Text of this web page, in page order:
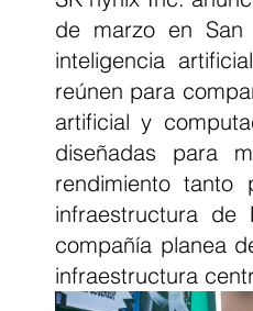
de marzo en San
inteligencia
reúnen para
artificial y
diseñadas para
rendimiento
infraestructura
compañía planea
infraestructura